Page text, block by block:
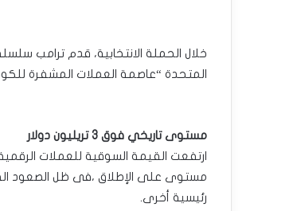
خلال الحملة الانتخابية، قدم ترامب
المتحدة “عاصمة العملات المشفرة
مستوى تاريخي فوق 3 تريليون دولار
مستوى على الإطلاق ،فى ظل الصعود
رئيسية أخرى.